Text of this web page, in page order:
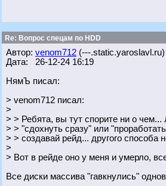
Re: Вопрос спецам по HDD
Автор: venom712 (---.static.yaroslavl.ru)
Дата: 26-12-24 16:19
НямЪ писал:
> venom712 писал:
>
> > Ребята, вы тут спорите ни о
> > "сдохнуть сразу" или
> > создавай рейд... другого способа
>
> Вот в рейде оно у меня и умерло,
Все диски массива "гавкнулись"